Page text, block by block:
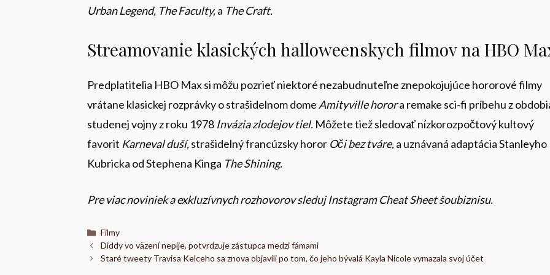
Urban Legend, The Faculty,a The Craft.
Streamovanie klasických halloweenskych filmov na HBO
Predplatitelia HBO Max si môžu pozrieť niektoré nezabudnuteľne znepokojujúce hororové filmy
vrátane klasickej rozprávky o strašidelnom dome Amityville horora remake sci-fi príbehu z
studenej vojny z roku 1978 Invázia zlodejov tiel. Môžete tiež sledovať nízkorozpočtový kultový
favorit Karneval duší,strašidelný francúzsky horor Oči bez tváre,a uznávaná adaptácia Stanleyho
Kubricka od Stephena Kinga The Shining.
Pre viac noviniek a exkluzívnych rozhovorov sledujInstagram Cheat Sheet šoubiznisu.
Kategórie
Filmy
Diddy vo väzení nepije, potvrdzuje zástupca medzi fámami
Staré tweety Travisa Kelceho sa znova objavili po tom, čo jeho bývalá Kayla Nicole vymazala svoj účet